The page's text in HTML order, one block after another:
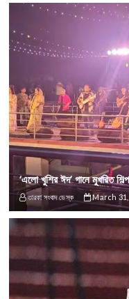
‘এলো খুশির ঈদ’ গানে মুখরিত
তারকা সংবাদ ডেস্ক March